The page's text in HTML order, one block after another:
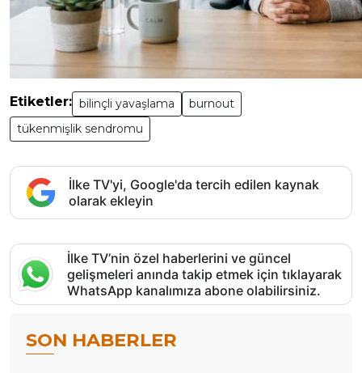
Etiketler: bilinçli yavaşlama
burnout
tükenmişlik sendromu
İlke TV'yi, Google'da tercih edilen kaynak
olarak ekleyin
İlke TV’nin özel haberlerini ve güncel
gelişmeleri anında takip etmek için tıklayarak
WhatsApp kanalımıza abone olabilirsiniz.
SON HABERLER